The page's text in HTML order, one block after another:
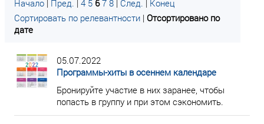
Начало Пред. 4 5 6 7 8 След.
Конец
Сортировать по релевантности | Отсортировано по
дате
05.07.2022
Программы-хиты в осеннем календаре
Бронируйте участие в них заранее, чтобы
попасть в группу и при этом сэкономить.